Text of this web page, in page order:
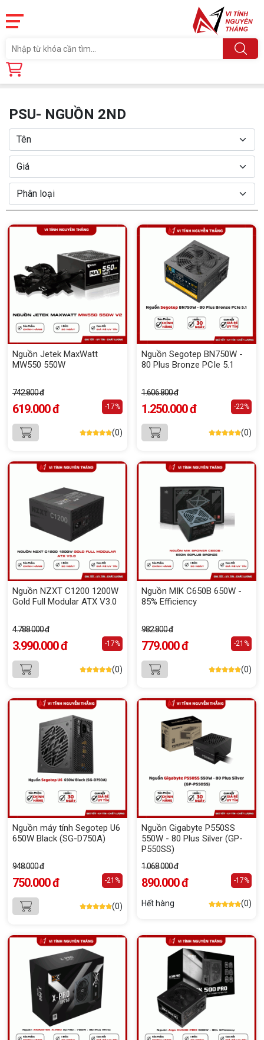
Trang chủ
PSU- NGUỒN 2ND
Nguồn Jetek MaxWatt
MW550 550W
742.800 đ
619.000 đ -17%
(0)
Nguồn Segotep BN750W -
80 Plus Bronze PCIe 5.1
1.606.800 đ
1.250.000 đ -22%
(0)
Nguồn NZXT C1200 1200W
Gold Full Modular ATX V3.0
4.788.000 đ
3.990.000 đ -17%
(0)
Nguồn MIK C650B 650W -
85% Efficiency
982.800 đ
779.000 đ -21%
(0)
Nguồn máy tính Segotep U6
650W Black (SG-D750A)
948.000 đ
750.000 đ -21%
(0)
Nguồn Gigabyte P550SS
550W - 80 Plus Silver (GP-
P550SS)
1.068.000 đ
890.000 đ -17%
Hết hàng (0)